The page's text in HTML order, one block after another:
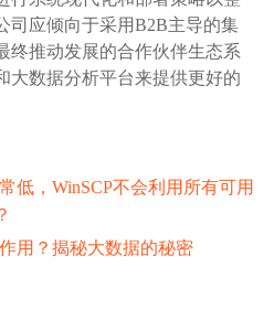
司应倾向于采用B2B主导的集
终推动发展的合作伙伴生态系
大数据分析平台来提供更好的
低，WinSCP不会利用所有可用
用？揭秘大数据的秘密